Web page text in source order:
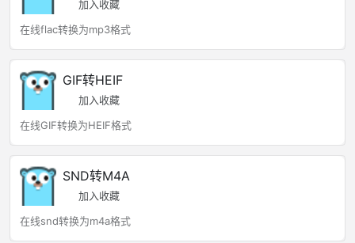
加入收藏
在线flac转换为mp3格式
GIF转HEIF
加入收藏
在线GIF转换为HEIF格式
SND转M4A
加入收藏
在线snd转换为m4a格式